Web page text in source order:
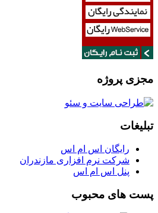
مجزی پروژه
تبلیغات
رایگان اس ام اس
شرکت نرم افزاری مازندران
پنل اس ام اس
پست های محبوب